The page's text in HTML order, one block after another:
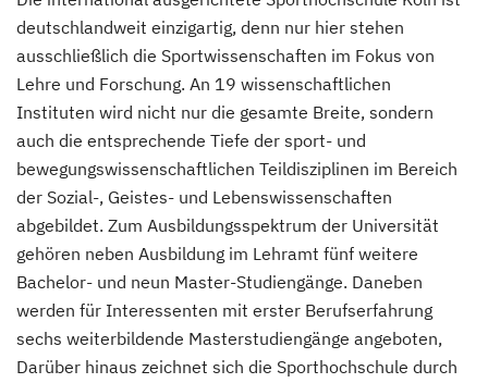
deutschlandweit einzigartig, denn nur hier stehen
ausschließlich die Sportwissenschaften im Fokus von
Lehre und Forschung. An 19 wissenschaftlichen
Instituten wird nicht nur die gesamte Breite, sondern
auch die entsprechende Tiefe der sport- und
bewegungswissenschaftlichen Teildisziplinen im Bereich
der Sozial-, Geistes- und Lebenswissenschaften
abgebildet. Zum Ausbildungsspektrum der Universität
gehören neben Ausbildung im Lehramt fünf weitere
Bachelor- und neun Master-Studiengänge. Daneben
werden für Interessenten mit erster Berufserfahrung
sechs weiterbildende Masterstudiengänge angeboten,
Darüber hinaus zeichnet sich die Sporthochschule durch